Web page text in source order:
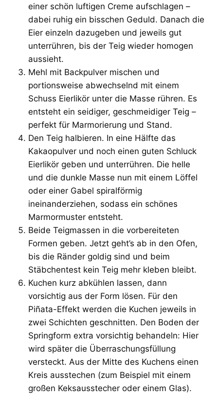
einer schön luftigen Creme aufschlagen –
dabei ruhig ein bisschen Geduld. Danach die
Eier einzeln dazugeben und jeweils gut
unterrühren, bis der Teig wieder homogen
aussieht.
Mehl mit Backpulver mischen und
portionsweise abwechselnd mit einem
Schuss Eierlikör unter die Masse rühren. Es
entsteht ein seidiger, geschmeidiger Teig –
perfekt für Marmorierung und Stand.
Den Teig halbieren. In eine Hälfte das
Kakaopulver und noch einen guten Schluck
Eierlikör geben und unterrühren. Die helle
und die dunkle Masse nun mit einem Löffel
oder einer Gabel spiralförmig
ineinanderziehen, sodass ein schönes
Marmormuster entsteht.
Beide Teigmassen in die vorbereiteten
Formen geben. Jetzt geht’s ab in den Ofen,
bis die Ränder goldig sind und beim
Stäbchentest kein Teig mehr kleben bleibt.
Kuchen kurz abkühlen lassen, dann
vorsichtig aus der Form lösen. Für den
Piñata-Effekt werden die Kuchen jeweils in
zwei Schichten geschnitten. Den Boden der
Springform extra vorsichtig behandeln: Hier
wird später die Überraschungsfüllung
versteckt. Aus der Mitte des Kuchens einen
Kreis ausstechen (zum Beispiel mit einem
großen Keksausstecher oder einem Glas).